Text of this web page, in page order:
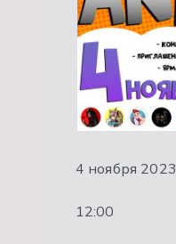
4 ноября 2023
12:00